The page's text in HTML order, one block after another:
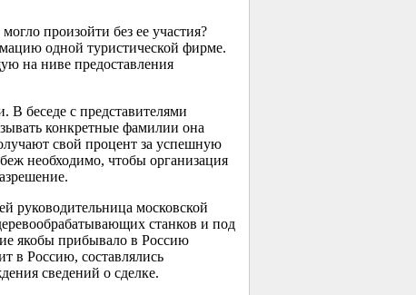
произойти без ее участия?
одной туристической фирме.
на ниве предоставления
В беседе с представителями
конкретные фамилии она
свой процент за успешную
необходимо, чтобы организация
руководительница московской
станков и под
якобы прибывало в Россию
в Россию, составлялись
сведений о сделке.